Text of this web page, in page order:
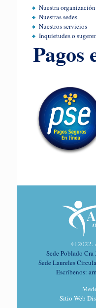
Nuestra organización
Nuestras sedes
Nuestros servicios
Inquietudes o
Pagos
© 2022.
Sede Poblado
Sede Laureles
Escríbenos:
Sitio Web